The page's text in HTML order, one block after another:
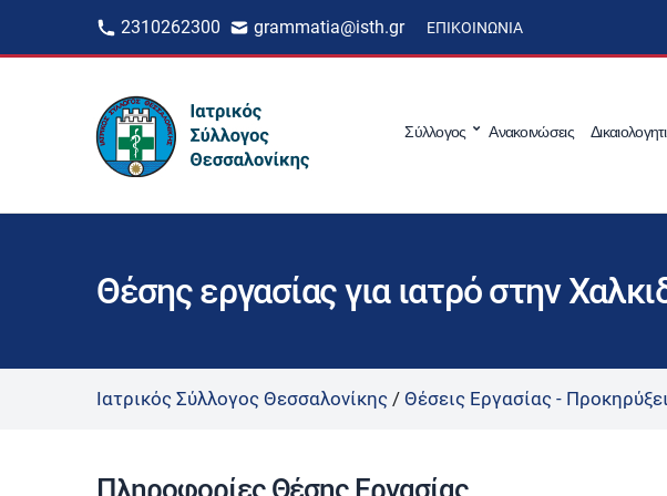
2310262300 grammatia@isth.gr ΕΠΙΚΟΙΝΩΝΊΑ
Σύλλογος Ανακοινώσεις
Θέσης εργασίας για ιατρό στην
Ιατρικός Σύλλογος Θεσσαλονίκης / Θέσεις Εργασίας -
Πληροφορίες Θέσης Εργασίας